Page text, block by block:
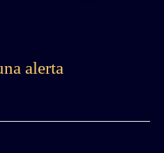
régional Périgord-
alerta